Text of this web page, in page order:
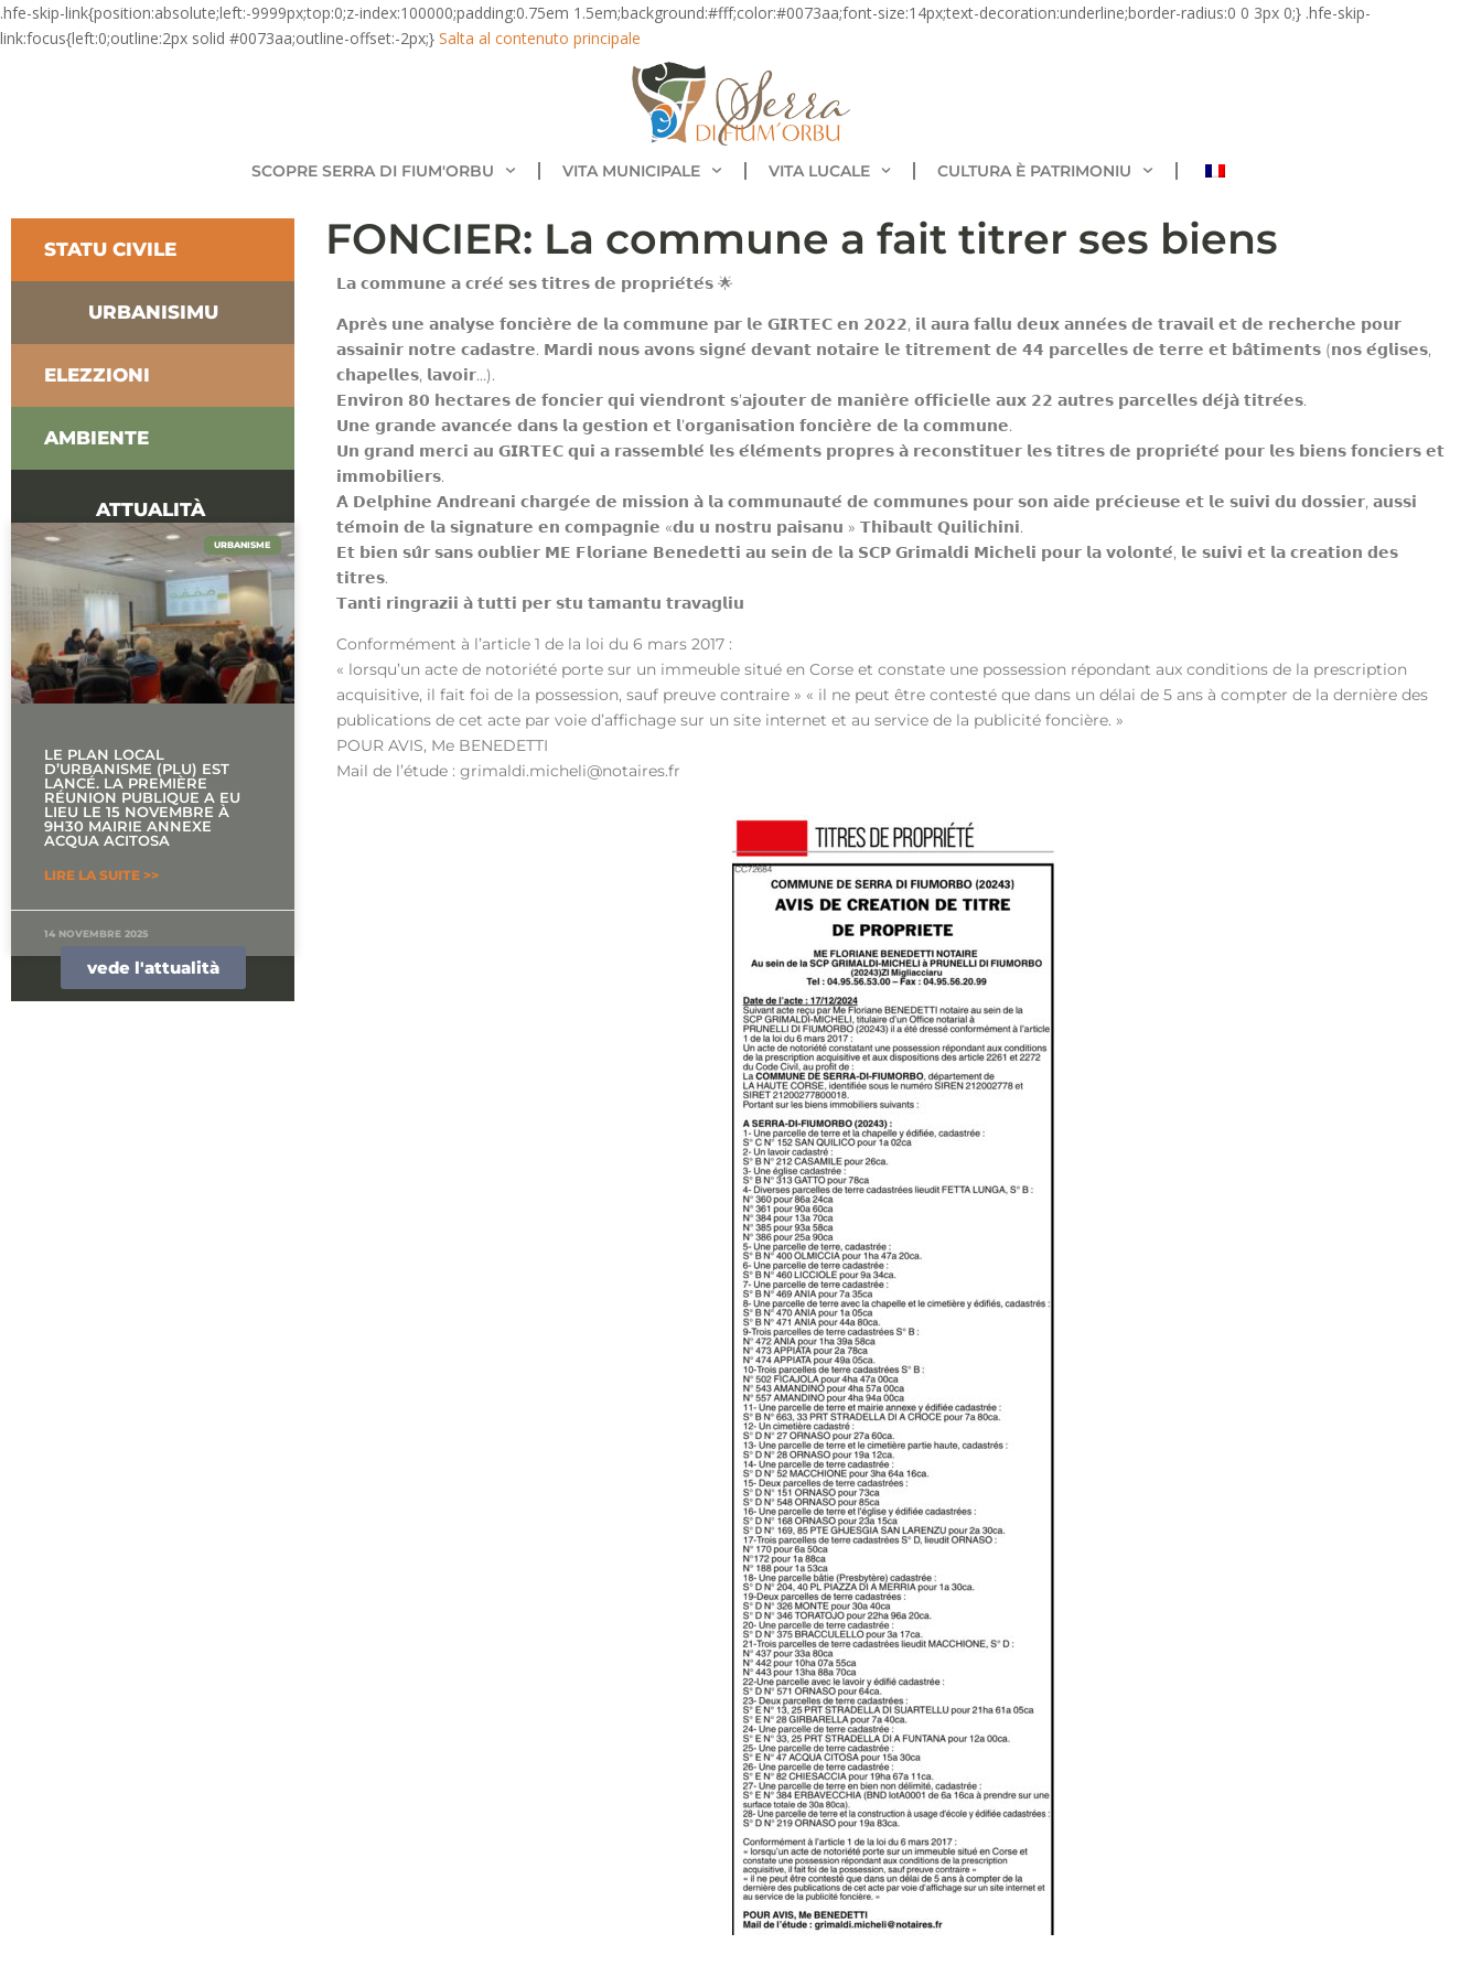
.hfe-skip-link{position:absolute;left:-9999px;top:0;z-index:100000;padding:0.75em 1.5em;background:#fff;color:#0073aa;font-size:14px;text-decoration:underline;border-radius:0 0 3px 0;} .hfe-skip-
link:focus{left:0;outline:2px solid #0073aa;outline-offset:-2px;} Salta al contenuto principale
SCOPRE SERRA DI FIUM'ORBU VITA MUNICIPALE VITA LUCALE CULTURA È PATRIMONIU
STATU CIVILE
URBANISIMU
ELEZZIONI
AMBIENTE
ATTUALITÀ
URBANISME
LE PLAN LOCAL
D’URBANISME (PLU) EST
LANCÉ. LA PREMIÈRE
RÉUNION PUBLIQUE A EU
LIEU LE 15 NOVEMBRE À
9H30 MAIRIE ANNEXE
ACQUA ACITOSA
LIRE LA SUITE >>
14 NOVEMBRE 2025
vede l'attualità
FONCIER: La commune a fait titrer ses biens
𝗟𝗮 𝗰𝗼𝗺𝗺𝘂𝗻𝗲 𝗮 𝗰𝗿𝗲́𝗲́ 𝘀𝗲𝘀 𝘁𝗶𝘁𝗿𝗲𝘀 𝗱𝗲 𝗽𝗿𝗼𝗽𝗿𝗶𝗲́𝘁𝗲́𝘀 🌟
𝗔𝗽𝗿𝗲̀𝘀 𝘂𝗻𝗲 𝗮𝗻𝗮𝗹𝘆𝘀𝗲 𝗳𝗼𝗻𝗰𝗶𝗲̀𝗿𝗲 𝗱𝗲 𝗹𝗮 𝗰𝗼𝗺𝗺𝘂𝗻𝗲 𝗽𝗮𝗿 𝗹𝗲 𝗚𝗜𝗥𝗧𝗘𝗖 𝗲𝗻 𝟮𝟬𝟮𝟮, 𝗶𝗹 𝗮𝘂𝗿𝗮 𝗳𝗮𝗹𝗹𝘂 𝗱𝗲𝘂𝘅 𝗮𝗻𝗻𝗲́𝗲𝘀 𝗱𝗲 𝘁𝗿𝗮𝘃𝗮𝗶𝗹 𝗲𝘁 𝗱𝗲 𝗿𝗲𝗰𝗵𝗲𝗿𝗰𝗵𝗲 𝗽𝗼𝘂𝗿
𝗮𝘀𝘀𝗮𝗶𝗻𝗶𝗿 𝗻𝗼𝘁𝗿𝗲 𝗰𝗮𝗱𝗮𝘀𝘁𝗿𝗲. 𝗠𝗮𝗿𝗱𝗶 𝗻𝗼𝘂𝘀 𝗮𝘃𝗼𝗻𝘀 𝘀𝗶𝗴𝗻𝗲́ 𝗱𝗲𝘃𝗮𝗻𝘁 𝗻𝗼𝘁𝗮𝗶𝗿𝗲 𝗹𝗲 𝘁𝗶𝘁𝗿𝗲𝗺𝗲𝗻𝘁 𝗱𝗲 𝟰𝟰 𝗽𝗮𝗿𝗰𝗲𝗹𝗹𝗲𝘀 𝗱𝗲 𝘁𝗲𝗿𝗿𝗲 𝗲𝘁 𝗯𝗮̂𝘁𝗶𝗺𝗲𝗻𝘁𝘀 (𝗻𝗼𝘀 𝗲́𝗴𝗹𝗶𝘀𝗲𝘀,
𝗰𝗵𝗮𝗽𝗲𝗹𝗹𝗲𝘀, 𝗹𝗮𝘃𝗼𝗶𝗿…).
𝗘𝗻𝘃𝗶𝗿𝗼𝗻 𝟴𝟬 𝗵𝗲𝗰𝘁𝗮𝗿𝗲𝘀 𝗱𝗲 𝗳𝗼𝗻𝗰𝗶𝗲𝗿 𝗾𝘂𝗶 𝘃𝗶𝗲𝗻𝗱𝗿𝗼𝗻𝘁 𝘀’𝗮𝗷𝗼𝘂𝘁𝗲𝗿 𝗱𝗲 𝗺𝗮𝗻𝗶𝗲̀𝗿𝗲 𝗼𝗳𝗳𝗶𝗰𝗶𝗲𝗹𝗹𝗲 𝗮𝘂𝘅 𝟮𝟮 𝗮𝘂𝘁𝗿𝗲𝘀 𝗽𝗮𝗿𝗰𝗲𝗹𝗹𝗲𝘀 𝗱𝗲́𝗷𝗮̀ 𝘁𝗶𝘁𝗿𝗲́𝗲𝘀.
𝗨𝗻𝗲 𝗴𝗿𝗮𝗻𝗱𝗲 𝗮𝘃𝗮𝗻𝗰𝗲́𝗲 𝗱𝗮𝗻𝘀 𝗹𝗮 𝗴𝗲𝘀𝘁𝗶𝗼𝗻 𝗲𝘁 𝗹’𝗼𝗿𝗴𝗮𝗻𝗶𝘀𝗮𝘁𝗶𝗼𝗻 𝗳𝗼𝗻𝗰𝗶𝗲̀𝗿𝗲 𝗱𝗲 𝗹𝗮 𝗰𝗼𝗺𝗺𝘂𝗻𝗲.
𝗨𝗻 𝗴𝗿𝗮𝗻𝗱 𝗺𝗲𝗿𝗰𝗶 𝗮𝘂 𝗚𝗜𝗥𝗧𝗘𝗖 𝗾𝘂𝗶 𝗮 𝗿𝗮𝘀𝘀𝗲𝗺𝗯𝗹𝗲́ 𝗹𝗲𝘀 𝗲́𝗹𝗲́𝗺𝗲𝗻𝘁𝘀 𝗽𝗿𝗼𝗽𝗿𝗲𝘀 𝗮̀ 𝗿𝗲𝗰𝗼𝗻𝘀𝘁𝗶𝘁𝘂𝗲𝗿 𝗹𝗲𝘀 𝘁𝗶𝘁𝗿𝗲𝘀 𝗱𝗲 𝗽𝗿𝗼𝗽𝗿𝗶𝗲́𝘁𝗲́ 𝗽𝗼𝘂𝗿 𝗹𝗲𝘀 𝗯𝗶𝗲𝗻𝘀 𝗳𝗼𝗻𝗰𝗶𝗲𝗿𝘀 𝗲𝘁
𝗶𝗺𝗺𝗼𝗯𝗶𝗹𝗶𝗲𝗿𝘀.
𝗔̀ 𝗗𝗲𝗹𝗽𝗵𝗶𝗻𝗲 𝗔𝗻𝗱𝗿𝗲𝗮𝗻𝗶 𝗰𝗵𝗮𝗿𝗴𝗲́𝗲 𝗱𝗲 𝗺𝗶𝘀𝘀𝗶𝗼𝗻 𝗮̀ 𝗹𝗮 𝗰𝗼𝗺𝗺𝘂𝗻𝗮𝘂𝘁𝗲́ 𝗱𝗲 𝗰𝗼𝗺𝗺𝘂𝗻𝗲𝘀 𝗽𝗼𝘂𝗿 𝘀𝗼𝗻 𝗮𝗶𝗱𝗲 𝗽𝗿𝗲́𝗰𝗶𝗲𝘂𝘀𝗲 𝗲𝘁 𝗹𝗲 𝘀𝘂𝗶𝘃𝗶 𝗱𝘂 𝗱𝗼𝘀𝘀𝗶𝗲𝗿, 𝗮𝘂𝘀𝘀𝗶
𝘁𝗲́𝗺𝗼𝗶𝗻 𝗱𝗲 𝗹𝗮 𝘀𝗶𝗴𝗻𝗮𝘁𝘂𝗿𝗲 𝗲𝗻 𝗰𝗼𝗺𝗽𝗮𝗴𝗻𝗶𝗲 «𝗱𝘂 𝘂 𝗻𝗼𝘀𝘁𝗿𝘂 𝗽𝗮𝗶𝘀𝗮𝗻𝘂 » 𝗧𝗵𝗶𝗯𝗮𝘂𝗹𝘁 𝗤𝘂𝗶𝗹𝗶𝗰𝗵𝗶𝗻𝗶.
𝗘𝘁 𝗯𝗶𝗲𝗻 𝘀𝘂̂𝗿 𝘀𝗮𝗻𝘀 𝗼𝘂𝗯𝗹𝗶𝗲𝗿 𝗠𝗘 𝗙𝗹𝗼𝗿𝗶𝗮𝗻𝗲 𝗕𝗲𝗻𝗲𝗱𝗲𝘁𝘁𝗶 𝗮𝘂 𝘀𝗲𝗶𝗻 𝗱𝗲 𝗹𝗮 𝗦𝗖𝗣 𝗚𝗿𝗶𝗺𝗮𝗹𝗱𝗶 𝗠𝗶𝗰𝗵𝗲𝗹𝗶 𝗽𝗼𝘂𝗿 𝗹𝗮 𝘃𝗼𝗹𝗼𝗻𝘁𝗲́, 𝗹𝗲 𝘀𝘂𝗶𝘃𝗶 𝗲𝘁 𝗹𝗮 𝗰𝗿𝗲𝗮𝘁𝗶𝗼𝗻 𝗱𝗲𝘀
𝘁𝗶𝘁𝗿𝗲𝘀.
𝗧𝗮𝗻𝘁𝗶 𝗿𝗶𝗻𝗴𝗿𝗮𝘇𝗶𝗶 𝗮̀ 𝘁𝘂𝘁𝘁𝗶 𝗽𝗲𝗿 𝘀𝘁𝘂 𝘁𝗮𝗺𝗮𝗻𝘁𝘂 𝘁𝗿𝗮𝘃𝗮𝗴𝗹𝗶𝘂
Conformément à l’article 1 de la loi du 6 mars 2017 :
« lorsqu’un acte de notoriété porte sur un immeuble situé en Corse et constate une possession répondant aux conditions de la prescription
acquisitive, il fait foi de la possession, sauf preuve contraire » « il ne peut être contesté que dans un délai de 5 ans à compter de la dernière des
publications de cet acte par voie d’affichage sur un site internet et au service de la publicité foncière. »
POUR AVIS, Me BENEDETTI
Mail de l’étude : grimaldi.micheli@notaires.fr